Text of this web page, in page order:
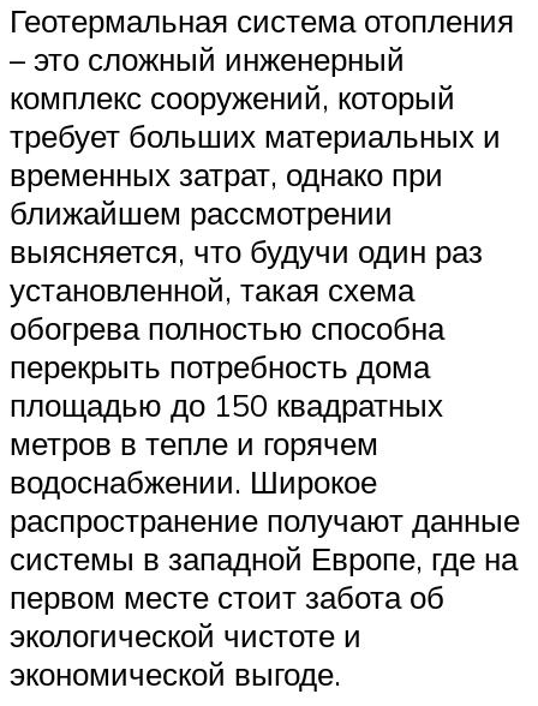
Геотермальная система отопления
– это сложный инженерный
комплекс сооружений, который
требует больших материальных и
временных затрат, однако при
ближайшем рассмотрении
выясняется, что будучи один раз
установленной, такая схема
обогрева полностью способна
перекрыть потребность дома
площадью до 150 квадратных
метров в тепле и горячем
водоснабжении. Широкое
распространение получают данные
системы в западной Европе, где на
первом месте стоит забота об
экологической чистоте и
экономической выгоде.